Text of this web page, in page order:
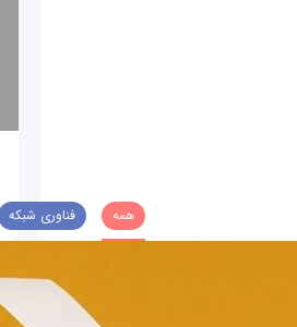
همه فناوری شبکه